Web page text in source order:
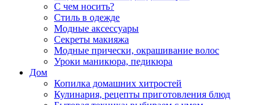
С чем носить?
Стиль в одежде
Модные аксессуары
Секреты макияжа
Модные прически, окрашивание волос
Уроки маникюра, педикюра
Дом
Копилка домашних хитростей
Кулинария, рецепты приготовления блюд